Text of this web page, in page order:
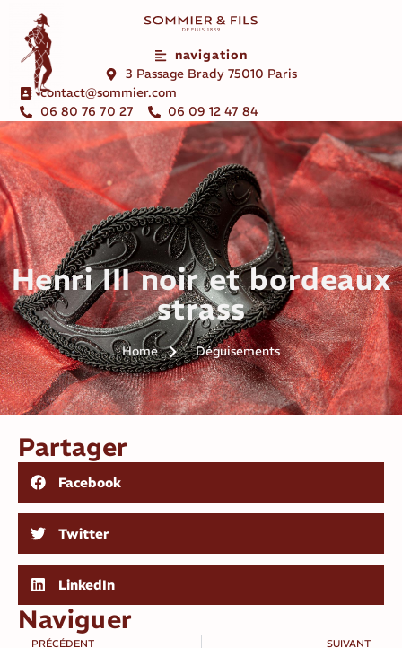
navigation
3 Passage Brady 75010 Paris
contact@sommier.com
06 80 76 70 27
06 09 12 47 84
Henri III noir et bordeaux
strass
Home Déguisements
Partager
Facebook
Twitter
LinkedIn
Naviguer
PRÉCÉDENT SUIVANT